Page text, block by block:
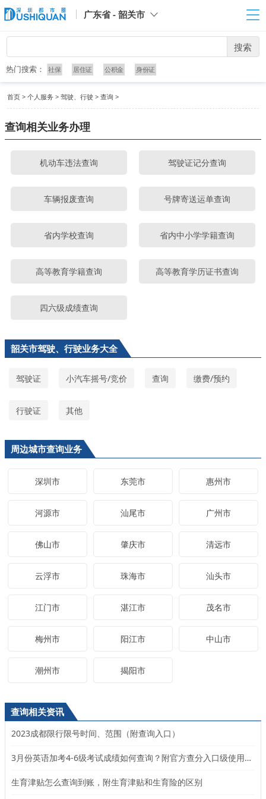
广东省 - 韶关市
搜索
热门搜索： 社保 居住证 公积金 身份证
首页 > 个人服务 > 驾驶、行驶 > 查询 >
查询相关业务办理
机动车违法查询 驾驶证记分查询
车辆报废查询 号牌寄送运单查询
省内学校查询 省内中小学学籍查询
高等教育学籍查询 高等教育学历证书查询
四六级成绩查询
韶关市驾驶、行驶业务大全
驾驶证 小汽车摇号/竞价 查询 缴费/预约
行驶证 其他
周边城市查询业务
深圳市 东莞市 惠州市
河源市 汕尾市 广州市
佛山市 肇庆市 清远市
云浮市 珠海市 汕头市
江门市 湛江市 茂名市
梅州市 阳江市 中山市
潮州市 揭阳市
查询相关资讯
2023成都限行限号时间、范围（附查询入口）
3月份英语加考4-6级考试成绩如何查询？附官方查分入口级使用说明
生育津贴怎么查询到账，附生育津贴和生育险的区别